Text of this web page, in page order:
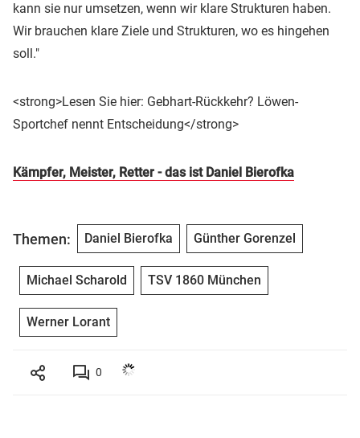
kann sie nur umsetzen, wenn wir klare Strukturen haben.
Wir brauchen klare Ziele und Strukturen, wo es hingehen
soll."
<strong>Lesen Sie hier: Gebhart-Rückkehr? Löwen-
Sportchef nennt Entscheidung</strong>
Kämpfer, Meister, Retter - das ist Daniel Bierofka
Themen: Daniel Bierofka Günther Gorenzel
Michael Scharold TSV 1860 München
Werner Lorant
0